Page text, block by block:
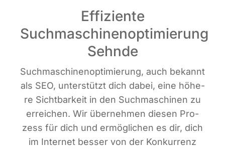
Effiziente
Suchmaschinenoptimierung
Sehnde
Such­ma­schi­nen­op­ti­mie­rung, auch bekannt
als SEO, unter­stützt dich dabei, eine höhe­
re Sicht­bar­keit in den Such­ma­schi­nen zu
errei­chen. Wir über­neh­men die­sen Pro­
zess für dich und ermög­li­chen es dir, dich
im Inter­net bes­ser von der Kon­kur­renz